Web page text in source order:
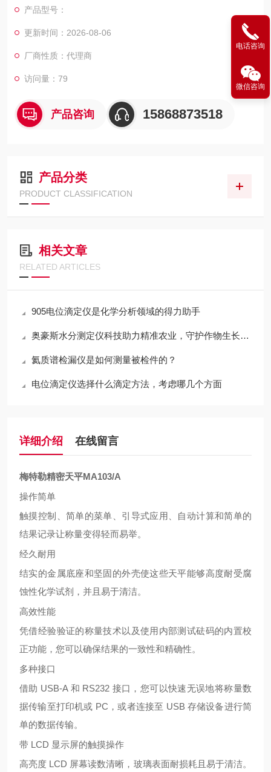
产品型号：
更新时间：2026-08-06
厂商性质：代理商
访问量：79
产品咨询 15868873518
产品分类
PRODUCT CLASSIFICATION
相关文章
RELATED ARTICLES
905电位滴定仪是化学分析领域的得力助手
奥豪斯水分测定仪科技助力精准农业，守护作物生长之源
氦质谱检漏仪是如何测量被检件的？
电位滴定仪选择什么滴定方法，考虑哪几个方面
详细介绍 在线留言
梅特勒精密天平MA103/A
操作简单
触摸控制、简单的菜单、引导式应用、自动计算和简单的
结果记录让称量变得轻而易举。
经久耐用
结实的金属底座和坚固的外壳使这些天平能够高度耐受腐
蚀性化学试剂，并且易于清洁。
高效性能
凭借经验验证的称量技术以及使用内部测试砝码的内置校
正功能，您可以确保结果的一致性和精确性。
多种接口
借助 USB-A 和 RS232 接口，您可以快速无误地将称量数
据传输至打印机或 PC，或者连接至 USB 存储设备进行简
单的数据传输。
带 LCD 显示屏的触摸操作
高亮度 LCD 屏幕读数清晰，玻璃表面耐损耗且易于清洁。
电话咨询
微信咨询